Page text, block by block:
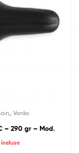
Vanko
– 290 gr – Mod.
incluse